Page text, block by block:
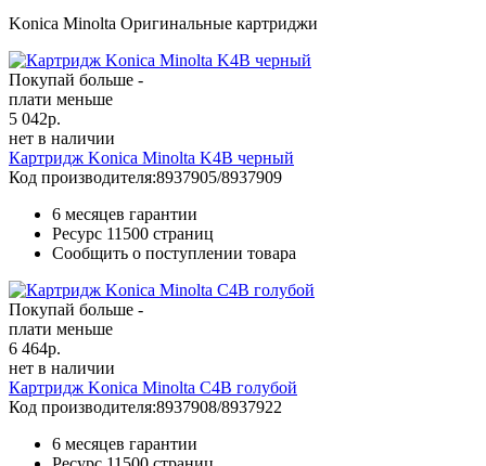
Konica Minolta Оригинальные картриджи
Покупай больше -
плати меньше
5 042р.
нет в наличии
Картридж Konica Minolta K4B черный
Код производителя:8937905/8937909
6 месяцев гарантии
Ресурс 11500 страниц
Сообщить о поступлении товара
Покупай больше -
плати меньше
6 464р.
нет в наличии
Картридж Konica Minolta C4B голубой
Код производителя:8937908/8937922
6 месяцев гарантии